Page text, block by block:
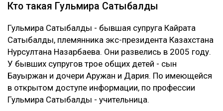
Кто такая Гульмира Сатыбалды
Гульмира Сатыбалды - бывшая супруга Кайрата
Сатыбалды, племянника экс-президента Казахстана
Нурсултана Назарбаева. Они развелись в 2005 году.
У бывших супругов трое общих детей - сын
Бауыржан и дочери Аружан и Дария. По имеющейся
в открытом доступе информации, по профессии
Гульмира Сатыбалды - учительница.